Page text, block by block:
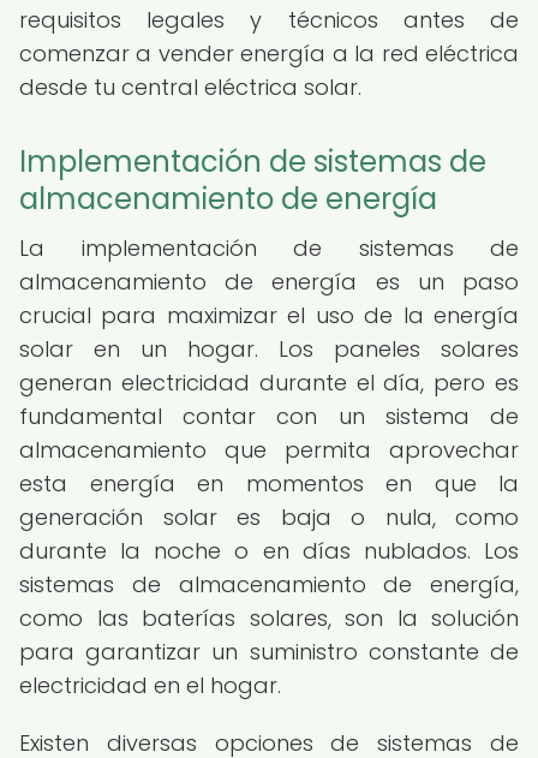
requisitos legales y técnicos antes de
comenzar a vender energía a la red eléctrica
desde tu central eléctrica solar.
Implementación de sistemas de
almacenamiento de energía
La implementación de sistemas de
almacenamiento de energía es un paso
crucial para maximizar el uso de la energía
solar en un hogar. Los paneles solares
generan electricidad durante el día, pero es
fundamental contar con un sistema de
almacenamiento que permita aprovechar
esta energía en momentos en que la
generación solar es baja o nula, como
durante la noche o en días nublados. Los
sistemas de almacenamiento de energía,
como las baterías solares, son la solución
para garantizar un suministro constante de
electricidad en el hogar.
Existen diversas opciones de sistemas de